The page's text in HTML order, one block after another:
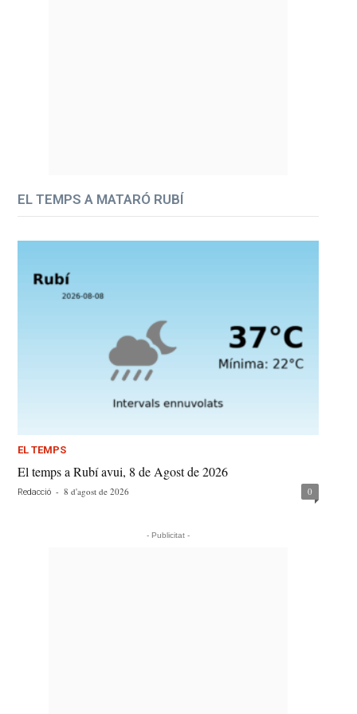
EL TEMPS A MATARÓ RUBÍ
EL TEMPS
El temps a Rubí avui, 8 de Agost de 2026
Redacció - 8 d'agost de 2026 0
- Publicitat -